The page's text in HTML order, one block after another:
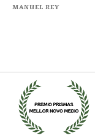
MANUEL REY